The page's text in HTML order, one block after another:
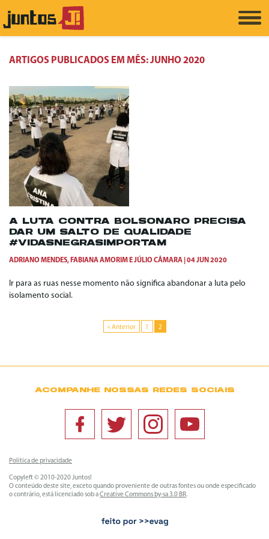
ARTIGOS PUBLICADOS EM MÊS:JUNHO 2020
A LUTA CONTRA BOLSONARO PRECISA
DAR UM SALTO DE QUALIDADE
#VIDASNEGRASIMPORTAM
ADRIANO MENDES, FABIANA AMORIM EJÚLIO CÂMARA 04 JUN 2020
Ir para as ruas nesse momento não significa abandonar a luta pelo
isolamento social.
« Anterior 1 2
ACOMPANHE NOSSAS REDES SOCIAIS
Política de privacidade
Copyleft © 2010-2020 Juntos!
O conteúdo deste site, exceto quando proveniente de outras fontes ou onde especificado
o contrário, está licenciado sob aCreative Commons by-sa 3.0 BR.